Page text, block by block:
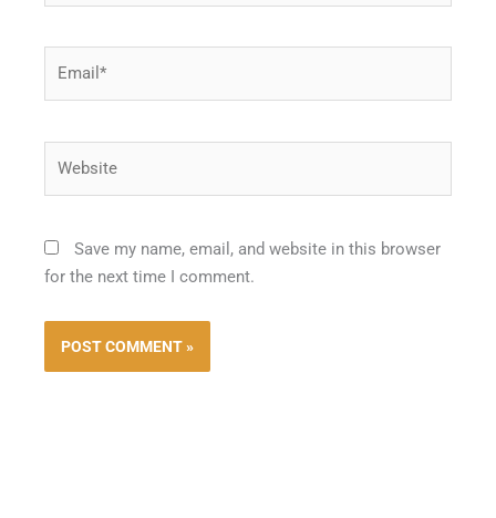
Save my name, email, and website in this browser
for the next time I comment.